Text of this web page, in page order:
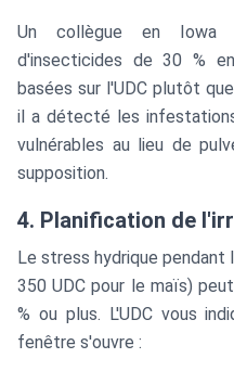
Un collègue en Iowa
d'insecticides de 30 %
basées sur l'UDC plutôt
il a détecté les
vulnérables au lieu de
supposition.
4. Planification de
Le stress hydrique pendant
350 UDC pour le maïs)
% ou plus. L'UDC vous
fenêtre s'ouvre :